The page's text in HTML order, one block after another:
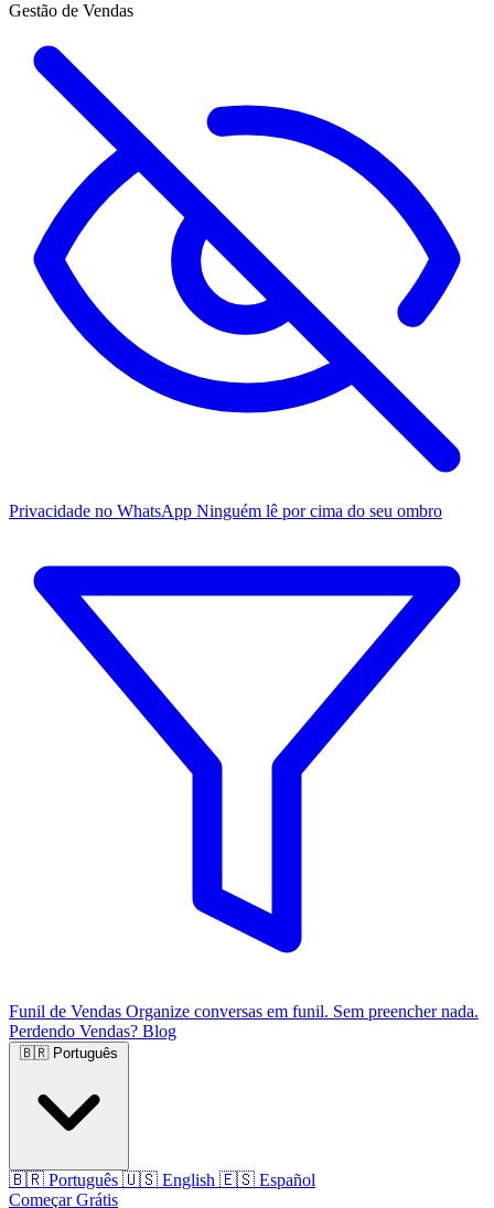
Gestão de Vendas
Privacidade no WhatsApp Ninguém lê por cima do seu ombro
Funil de Vendas Organize conversas em funil. Sem preencher nada.
Perdendo Vendas? Blog
🇧🇷 Português
🇧🇷 Português 🇺🇸 English 🇪🇸 Español
Começar Grátis